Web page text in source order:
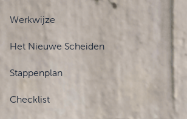
Werkwijze
Het Nieuwe Scheiden
Stappenplan
Checklist